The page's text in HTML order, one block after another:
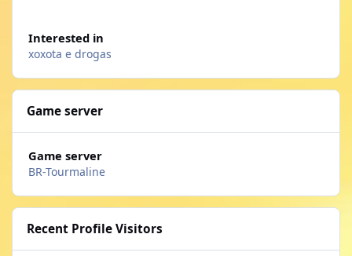
Interested in
xoxota e drogas
Game server
Game server
BR-Tourmaline
Recent Profile Visitors